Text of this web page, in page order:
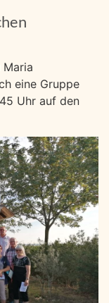
eine Gruppe
Uhr auf den